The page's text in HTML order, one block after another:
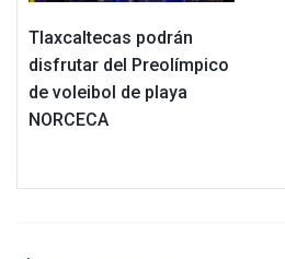
Tlaxcaltecas podrán
disfrutar del Preolímpico
de voleibol de playa
NORCECA